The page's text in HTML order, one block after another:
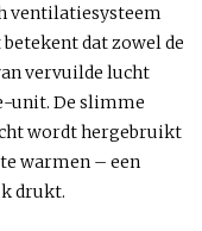
ventilatiesysteem
dat zowel de
vervuilde lucht
unit. De slimme
wordt hergebruikt
warmen – een
drukt.